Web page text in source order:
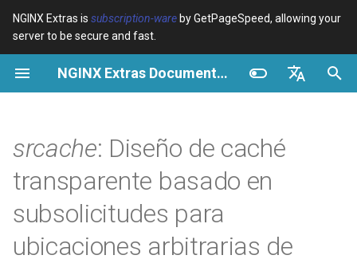
NGINX Extras is subscription-ware by GetPageSpeed, allowing your
server to be secure and fast.
NGINX Extras Documentation
Español
Русский
I
n
l
i
Variables $bot_name
$bot_producer
$browser_engine
Examples
Troubleshooting
Directives geoip2
geoip2_proxy
geoip2_proxy_recursive
Examples
Troubleshooting
Descripción
Caché de subsolicitudes
Caché Memcached
Distribuido
acme
ada
auto-ssl
Cache
cPanel EA4 - Proxy Cache
Rendimiento
Seguridad
RHEL/CentOS
NGINX-MOD - NGINX
mejorado con HTTP/3,
HPACK y verificaciones de
salud para RHEL
srcache: Diseño de caché
transparente basado en
subsolicitudes para
ubicaciones arbitrarias de